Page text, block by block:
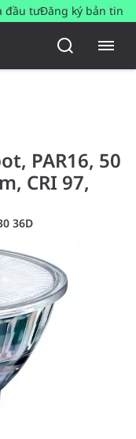
đầu tưĐăng ký bản tin
PAR16, 50
CRI 97,
36D